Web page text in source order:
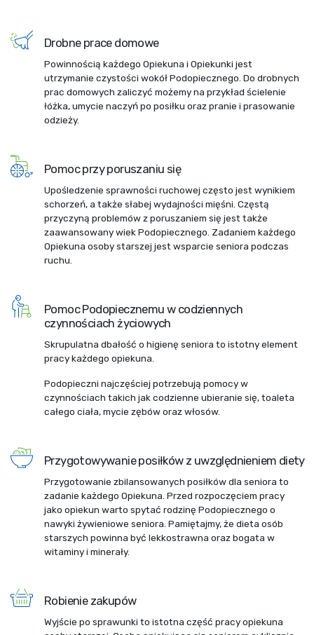
Drobne prace domowe
Powinnością każdego Opiekuna i Opiekunki jest
utrzymanie czystości wokół Podopiecznego. Do drobnych
prac domowych zaliczyć możemy na przykład ścielenie
łóżka, umycie naczyń po posiłku oraz pranie i prasowanie
odzieży.
Pomoc przy poruszaniu się
Upośledzenie sprawności ruchowej często jest wynikiem
schorzeń, a także słabej wydajności mięśni. Częstą
przyczyną problemów z poruszaniem się jest także
zaawansowany wiek Podopiecznego. Zadaniem każdego
Opiekuna osoby starszej jest wsparcie seniora podczas
ruchu.
Pomoc Podopiecznemu w codziennych
czynnościach życiowych
Skrupulatna dbałość o higienę seniora to istotny element
pracy każdego opiekuna.
Podopieczni najczęściej potrzebują pomocy w
czynnościach takich jak codzienne ubieranie się, toaleta
całego ciała, mycie zębów oraz włosów.
Przygotowywanie posiłków z uwzględnieniem diety
Przygotowanie zbilansowanych posiłków dla seniora to
zadanie każdego Opiekuna. Przed rozpoczęciem pracy
jako opiekun warto spytać rodzinę Podopiecznego o
nawyki żywieniowe seniora. Pamiętajmy, że dieta osób
starszych powinna być lekkostrawna oraz bogata w
witaminy i minerały.
Robienie zakupów
Wyjście po sprawunki to istotna część pracy opiekuna